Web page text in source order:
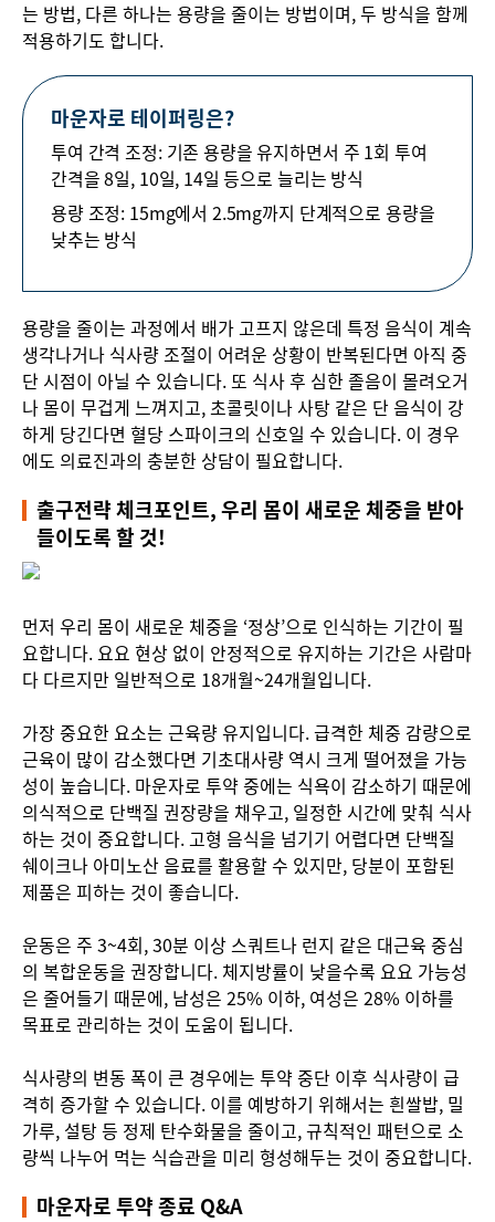
는 방법, 다른 하나는 용량을 줄이는 방법이며, 두 방식을 함께
적용하기도 합니다.
마운자로 테이퍼링은?
투여 간격 조정: 기존 용량을 유지하면서 주 1회 투여
간격을 8일, 10일, 14일 등으로 늘리는 방식
용량 조정: 15mg에서 2.5mg까지 단계적으로 용량을
낮추는 방식
용량을 줄이는 과정에서 배가 고프지 않은데 특정 음식이 계속
생각나거나 식사량 조절이 어려운 상황이 반복된다면 아직 중
단 시점이 아닐 수 있습니다. 또 식사 후 심한 졸음이 몰려오거
나 몸이 무겁게 느껴지고, 초콜릿이나 사탕 같은 단 음식이 강
하게 당긴다면 혈당 스파이크의 신호일 수 있습니다. 이 경우
에도 의료진과의 충분한 상담이 필요합니다.
출구전략 체크포인트, 우리 몸이 새로운 체중을 받아
들이도록 할 것!
먼저 우리 몸이 새로운 체중을 ‘정상’으로 인식하는 기간이 필
요합니다. 요요 현상 없이 안정적으로 유지하는 기간은 사람마
다 다르지만 일반적으로 18개월~24개월입니다.
가장 중요한 요소는 근육량 유지입니다. 급격한 체중 감량으로
근육이 많이 감소했다면 기초대사량 역시 크게 떨어졌을 가능
성이 높습니다. 마운자로 투약 중에는 식욕이 감소하기 때문에
의식적으로 단백질 권장량을 채우고, 일정한 시간에 맞춰 식사
하는 것이 중요합니다. 고형 음식을 넘기기 어렵다면 단백질
쉐이크나 아미노산 음료를 활용할 수 있지만, 당분이 포함된
제품은 피하는 것이 좋습니다.
운동은 주 3~4회, 30분 이상 스쿼트나 런지 같은 대근육 중심
의 복합운동을 권장합니다. 체지방률이 낮을수록 요요 가능성
은 줄어들기 때문에, 남성은 25% 이하, 여성은 28% 이하를
목표로 관리하는 것이 도움이 됩니다.
식사량의 변동 폭이 큰 경우에는 투약 중단 이후 식사량이 급
격히 증가할 수 있습니다. 이를 예방하기 위해서는 흰쌀밥, 밀
가루, 설탕 등 정제 탄수화물을 줄이고, 규칙적인 패턴으로 소
량씩 나누어 먹는 식습관을 미리 형성해두는 것이 중요합니다.
마운자로 투약 종료 Q&A